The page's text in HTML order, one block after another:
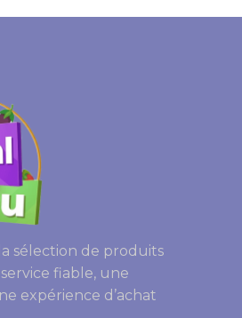
sélection de produits
fiable, une
expérience d’achat